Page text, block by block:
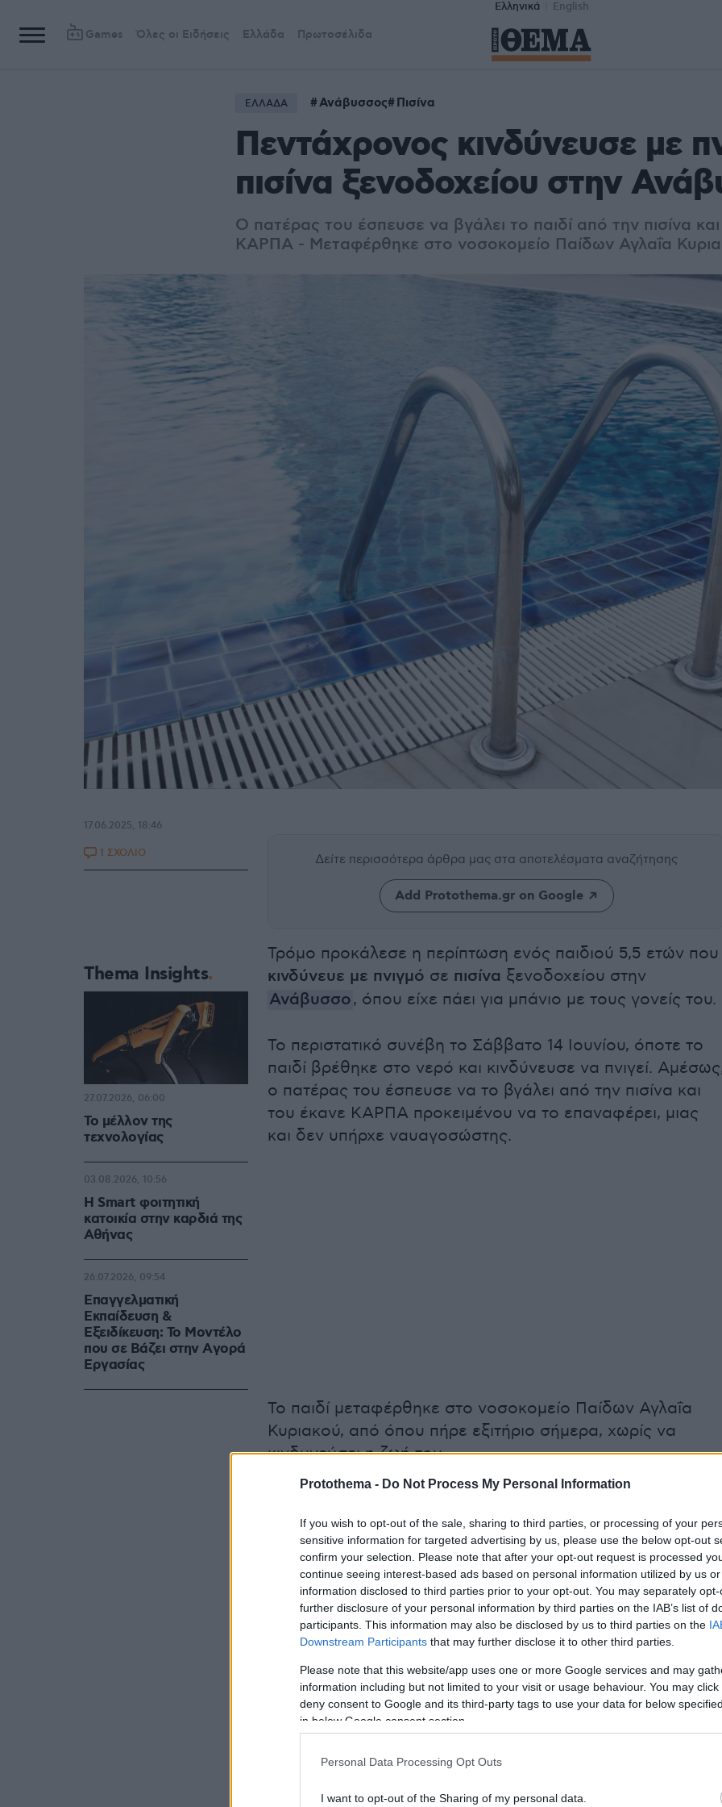
Protothema - Do Not Process My Personal Information
If you wish to opt-out of the sale, sharing to third parties, or processing of your
sensitive information for targeted advertising by us, please use the below opt-out
confirm your selection. Please note that after your opt-out request is processed
continue seeing interest-based ads based on personal information utilized by us
information disclosed to third parties prior to your opt-out. You may separately
further disclosure of your personal information by third parties on the IAB’s list of
participants. This information may also be disclosed by us to third parties on the
Downstream Participants that may further disclose it to other third parties.
Please note that this website/app uses one or more Google services and may
information including but not limited to your visit or usage behaviour. You may
deny consent to Google and its third-party tags to use your data for below
in below Google consent section.
Personal Data Processing Opt Outs
I want to opt-out of the Sharing of my personal data.
Ελληνικά English
Games Όλες οι Ειδήσεις Ελλάδα Πρωτοσέλιδα
ΕΛΛΑΔΑ Ανάβυσσος Πισίνα
Πεντάχρονος κινδύνευσε με
πισίνα ξενοδοχείου στην
Ο πατέρας του έσπευσε να βγάλει το παιδί από την πισίνα
ΚΑΡΠΑ - Μεταφέρθηκε στο νοσοκομείο Παίδων Αγλαΐα
Δείτε περισσότερα άρθρα μας στα αποτελέσματα αναζήτησης
Add Protothema.gr on Google
Τρόμο προκάλεσε η περίπτωση ενός παιδιού 5,5 ετών που
κινδύνευε με πνιγμό σε πισίνα ξενοδοχείου στην
Ανάβυσσο, όπου είχε πάει για μπάνιο με τους γονείς του.
Το περιστατικό συνέβη το Σάββατο 14 Ιουνίου, όποτε το
παιδί βρέθηκε στο νερό και κινδύνευσε να πνιγεί.
ο πατέρας του έσπευσε να το βγάλει από την πισίνα και
του έκανε ΚΑΡΠΑ προκειμένου να το επαναφέρει, μιας
και δεν υπήρχε ναυαγοσώστης.
Το παιδί μεταφέρθηκε στο νοσοκομείο Παίδων Αγλαΐα
Κυριακού, από όπου πήρε εξιτήριο σήμερα, χωρίς να
κινδυνεύσει η ζωή του.
Παράλληλα, ο ιδιοκτήτης συνελήφθη, ενώ προσήχθη και η
υπεύθυνη ξενοδοχείου, χωρίς ωστόσο να συλληφθεί.
Ειδήσεις σήμερα:
σφυροκόπημα του Ισραήλ - «Αν συνεχίσει ο Χαμενεΐ θα
έχει τη μοίρα του Σαντάμ Χουσεΐν»
Σαμίρ Μάνε: Ο πρώτος Αλβανός billionaire - Πώς
αυτοκρατορία του
17.06.2025, 18:46
1 ΣΧΟΛΙΟ
Thema Insights
Το μέλλον της
τεχνολογίας
27.07.2026, 06:00
Η Smart φοιτητική
κατοικία στην καρδιά της
Αθήνας
03.08.2026, 10:56
Επαγγελματική
Εκπαίδευση &
Εξειδίκευση: Το Mοντέλο
που σε Bάζει στην Aγορά
Eργασίας
26.07.2026, 09:54